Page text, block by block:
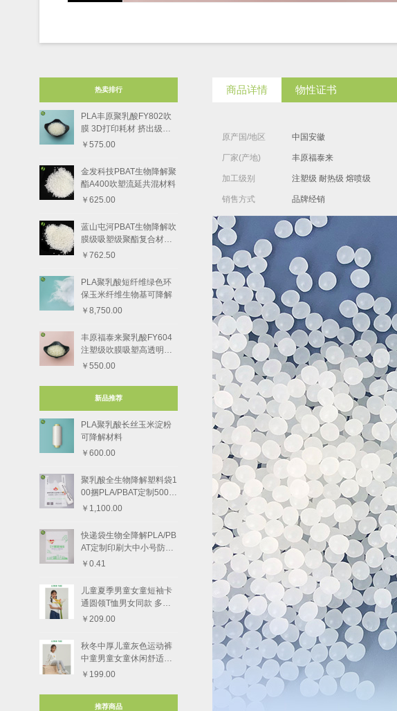
热卖排行
PLA丰原聚乳酸FY802吹
膜 3D打印耗材 挤出级树
脂颗粒
￥575.00
金发科技PBAT生物降解聚
酯A400吹塑流延共混材料
￥625.00
蓝山屯河PBAT生物降解吹
膜级吸塑级聚酯复合材料8
801-1
￥762.50
PLA聚乳酸短纤维绿色环
保玉米纤维生物基可降解
￥8,750.00
丰原福泰来聚乳酸FY604
注塑级吹膜吸塑高透明度
树脂颗粒
￥550.00
新品推荐
PLA聚乳酸长丝玉米淀粉
可降解材料
￥600.00
聚乳酸全生物降解塑料袋1
00捆PLA/PBAT定制5000
个
￥1,100.00
快递袋生物全降解PLA/PB
AT定制印刷大中小号防水
快递物流
￥0.41
儿童夏季男童女童短袖卡
通圆领T恤男女同款 多款
图案
￥209.00
秋冬中厚儿童灰色运动裤
中童男童女童休闲舒适束
脚长裤
￥199.00
推荐商品
商品详情 物性证书
原产国/地区 中国安徽
厂家(产地) 丰原福泰来
加工级别 注塑级 耐热级 熔喷级
销售方式 品牌经销